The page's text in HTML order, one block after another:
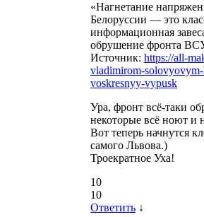
«Нагнетание
Белоруссии — это
информационная
обрушение фронта
Источник: https://all-
vladimirom-
voskresnyy-vypusk
Ура, фронт всё-таки
некоторые всё ноют и
Вот теперь начнутся
самого Львова.)
Троекратное Уха!
10
10
Ответить ↓